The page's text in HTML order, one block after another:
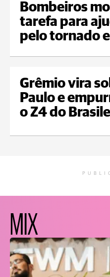
Bombeiros
tarefa para
pelo tornado
Grêmio vira
Paulo e
o Z4 do
MIX